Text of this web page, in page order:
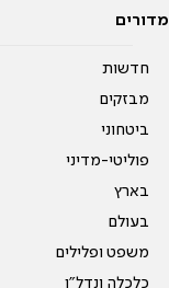
מדורים
חדשות
מבזקים
ביטחוני
פוליטי-מדיני
בארץ
בעולם
משפט ופלילים
כלכלה ונדל"ן